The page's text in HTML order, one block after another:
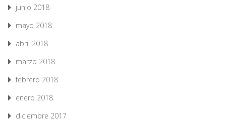
junio 2018
mayo 2018
abril 2018
marzo 2018
febrero 2018
enero 2018
diciembre 2017